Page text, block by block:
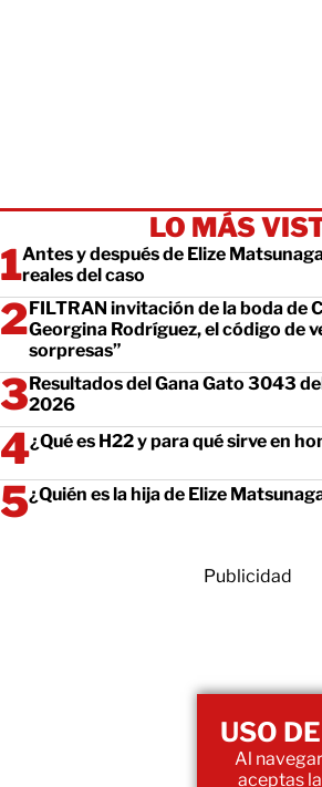
LO MÁS
Antes y después de Elize
reales del caso
FILTRAN invitación de la boda de
Georgina Rodríguez, el código de
sorpresas”
Resultados del Gana Gato 3043
2026
¿Qué es H22 y para qué sirve en
¿Quién es la hija de Elize
Publicidad
USO
Al
aceptas